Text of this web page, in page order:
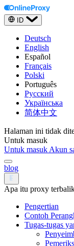
ID
Deutsch
English
Español
Français
Polski
Português
Русский
Українська
简体中文
Halaman ini tidak
Untuk masuk
Untuk masuk Akun
blog
Apa itu proxy
Pengertian
Contoh
Tugas-tugas